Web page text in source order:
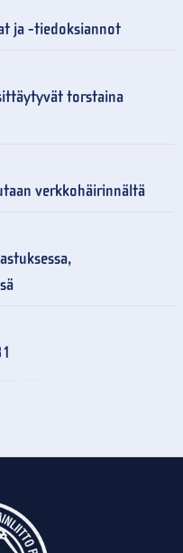
ja -tiedoksiannot
torstaina
verkkohäirinnältä